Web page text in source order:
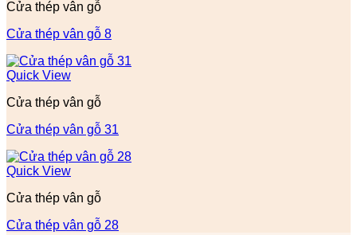
Cửa thép vân gỗ
Cửa thép vân gỗ 8
Quick View
Cửa thép vân gỗ
Cửa thép vân gỗ 31
Quick View
Cửa thép vân gỗ
Cửa thép vân gỗ 28